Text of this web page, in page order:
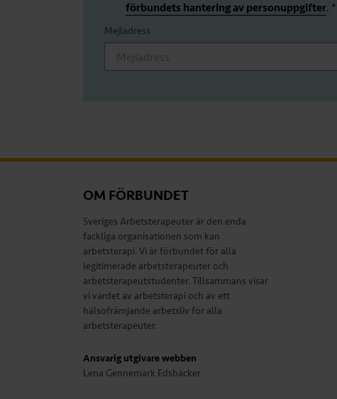
förbundets hantering av personuppgifter. *
Mejladress
OM FÖRBUNDET
Sveriges Arbetsterapeuter är den enda
fackliga organisationen som kan
arbetsterapi. Vi är förbundet för alla
legitimerade arbetsterapeuter och
arbetsterapeutstudenter. Tillsammans visar
vi värdet av arbetsterapi och av ett
hälsofrämjande arbetsliv för alla
arbetsterapeuter.
Ansvarig utgivare webben
Lena Gennemark Edsbäcker